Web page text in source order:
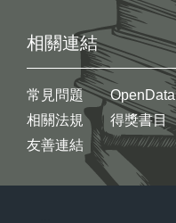
相關連結
常見問題
相關法規
友善連結
OpenData
得獎書目